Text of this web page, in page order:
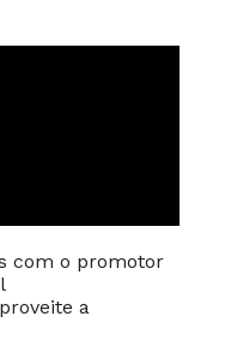
com o promotor
a